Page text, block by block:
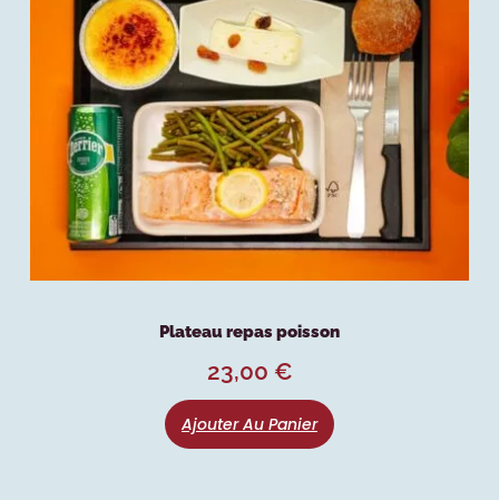
Plateau repas poisson
23,00 €
Ajouter Au Panier